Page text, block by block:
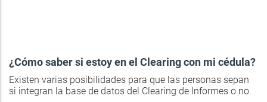
¿Cómo saber si estoy en el Clearing con mi cédula?
Existen varias posibilidades para que las personas sepan
si integran la base de datos del Clearing de Informes o no.